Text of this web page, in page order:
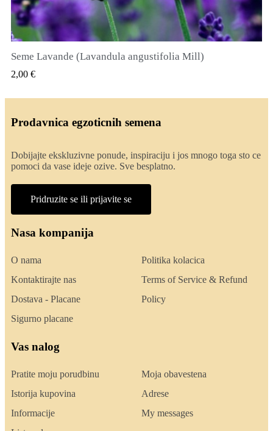
QUICK VIEW
Seme Lavande (Lavandula angustifolia Mill)
2,00 €
Prodavnica egzoticnih semena
Dobijajte ekskluzivne ponude, inspiraciju i jos mnogo toga sto ce
pomoci da vase ideje ozive. Sve besplatno.
Pridruzite se ili prijavite se
Nasa kompanija
O nama
Kontaktirajte nas
Dostava - Placane
Sigurno placane
Politika kolacica
Terms of Service & Refund
Policy
Vas nalog
Pratite moju porudbinu
Istorija kupovina
Informacije
Moja obavestena
Adrese
My messages